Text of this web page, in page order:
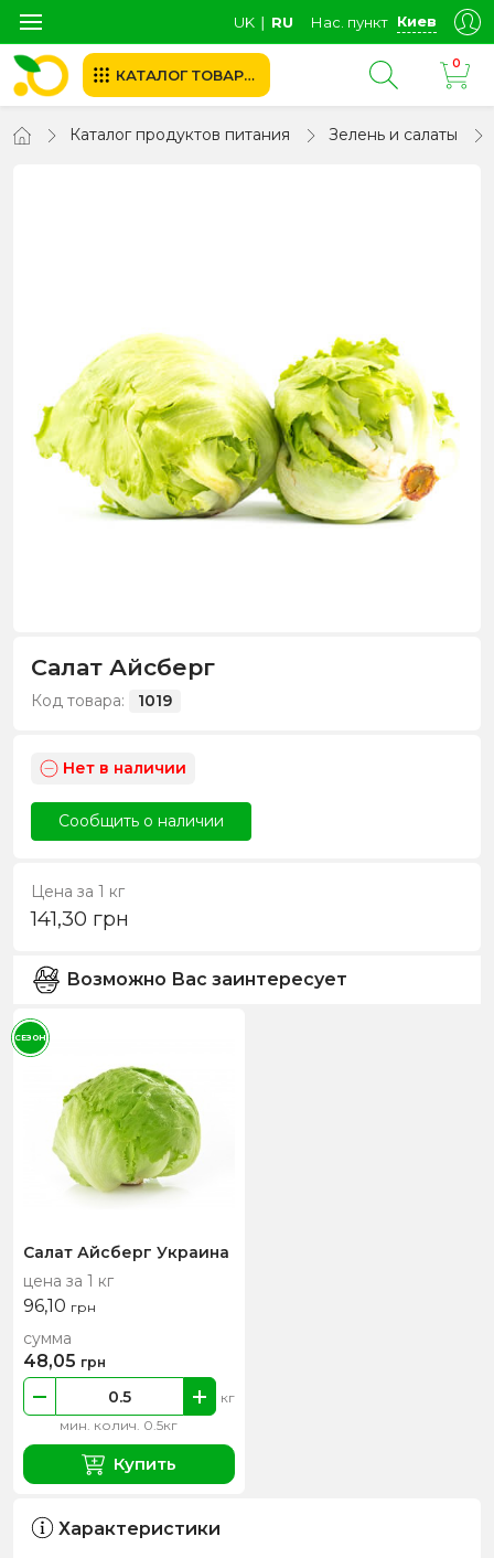
UK ∣ RU Нас. пункт Киев
КАТАЛОГ ТОВАРОВ
0
Каталог продуктов питания Зелень и салаты
Салат Айсберг
Код товара: 1019
Нет в наличии
Сообщить о наличии
Цена за 1 кг
141,30 грн
Возможно Вас заинтересует
Салат Айсберг Украина
цена за 1 кг
96,10 грн
мин. колич. 0.5кг
кг
сумма
48,05 грн
Купить
СЕЗОН
Характеристики